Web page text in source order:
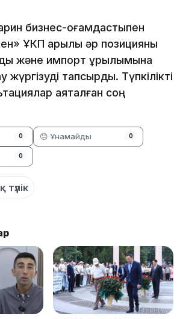
бизнес-қоғамдастықпен
ҰКП арқылы әр позицияны
және импорт құрылымына
жүргізуді тапсырды. Түпкілікті
аяқталған соң
0 😞 Ұнамайды 0
0
түлік